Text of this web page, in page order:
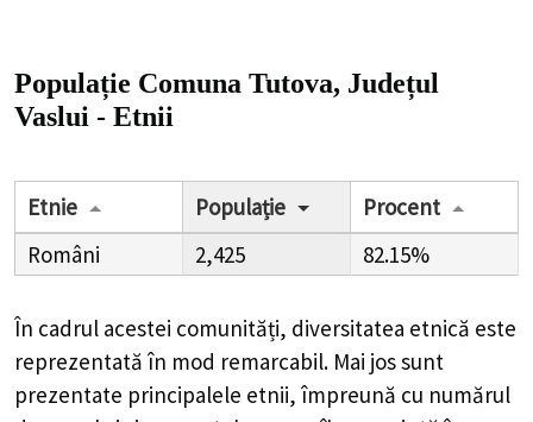
Populație Comuna Tutova, Județul
Vaslui - Etnii
Etnie Populație
Procent
Români
2,425 82.15%
În cadrul acestei comunități, diversitatea etnică este
reprezentată în mod remarcabil. Mai jos sunt
prezentate principalele etnii, împreună cu numărul